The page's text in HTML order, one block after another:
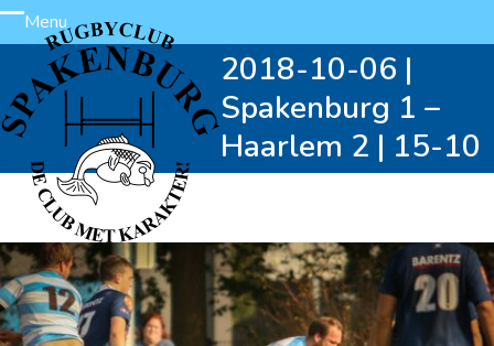
Skip
to
content
Menu
Open
mobile
menu
Close
mobile
menu
2018-10-06 |
Spakenburg 1 –
Haarlem 2 | 15-10